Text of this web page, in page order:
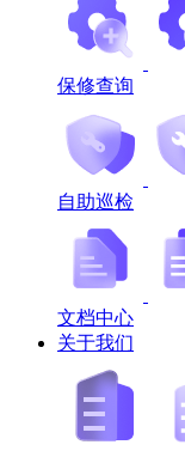
保修查询
自助巡检
文档中心
关于我们